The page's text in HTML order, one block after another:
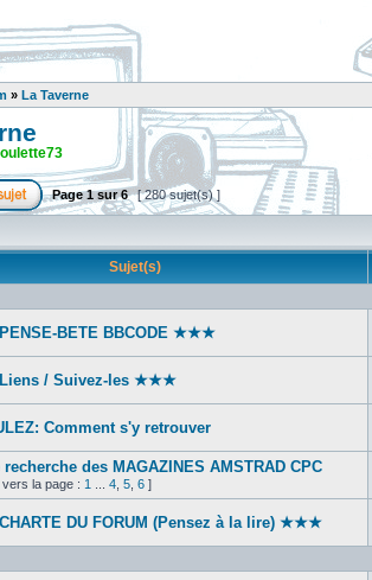
» La Taverne
Page1sur6 [ 280 sujet(s) ]
Sujet(s)
BETE BBCODE ★★★
/ Suivez-les ★★★
Comment s'y retrouver‎
recherche des MAGAZINES AMSTRAD CPC
vers la page : 1 4 5 6 ]
DU FORUM (Pensez à la lire) ★★★